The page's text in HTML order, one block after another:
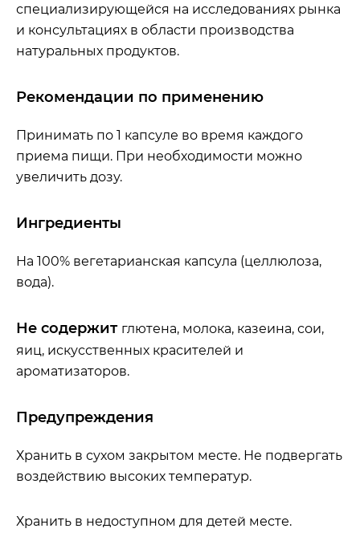
специализирующейся на исследованиях рынка
и консультациях в области производства
натуральных продуктов.
Рекомендации по применению
Принимать по 1 капсуле во время каждого
приема пищи. При необходимости можно
увеличить дозу.
Ингредиенты
На 100% вегетарианская капсула (целлюлоза,
вода).
Не содержит глютена, молока, казеина, сои,
яиц, искусственных красителей и
ароматизаторов.
Предупреждения
Хранить в сухом закрытом месте. Не подвергать
воздействию высоких температур.
Хранить в недоступном для детей месте.